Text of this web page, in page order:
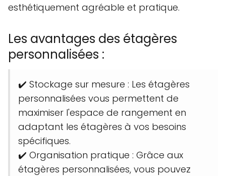
esthétiquement agréable et pratique.
Les avantages des étagères
personnalisées :
✔️ Stockage sur mesure : Les étagères
personnalisées vous permettent de
maximiser l'espace de rangement en
adaptant les étagères à vos besoins
spécifiques.
✔️ Organisation pratique : Grâce aux
étagères personnalisées, vous pouvez